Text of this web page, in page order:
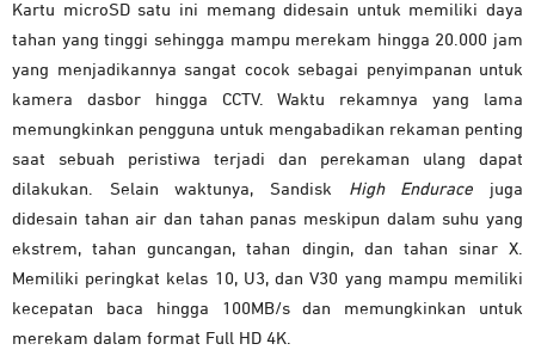
Kartu microSD satu ini memang didesain untuk memiliki daya
tahan yang tinggi sehingga mampu merekam hingga 20.000 jam
yang menjadikannya sangat cocok sebagai penyimpanan untuk
kamera dasbor hingga CCTV. Waktu rekamnya yang lama
memungkinkan pengguna untuk mengabadikan rekaman penting
saat sebuah peristiwa terjadi dan perekaman ulang dapat
dilakukan. Selain waktunya, Sandisk High Endurace juga
didesain tahan air dan tahan panas meskipun dalam suhu yang
ekstrem, tahan guncangan, tahan dingin, dan tahan sinar X.
Memiliki peringkat kelas 10, U3, dan V30 yang mampu memiliki
kecepatan baca hingga 100MB/s dan memungkinkan untuk
merekam dalam format Full HD 4K.